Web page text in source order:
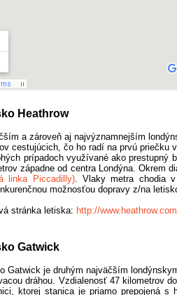
Heathrow
a zároveň aj najvýznamnejším
cestujúcich, čo ho radí na prvú priečku
prípadoch využívané ako prestupný
západne od centra Londýna. Okrem
linka Piccadilly). Vlaky metra chodia
možnosťou dopravy z/na
stránka letiska: http://
Gatwick
Gatwick je druhým najväčším
dráhou. Vzdialenosť 47 kilometrov
ktorej stanica je priamo prepojená s